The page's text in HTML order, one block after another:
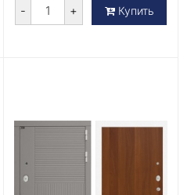
- + Купить